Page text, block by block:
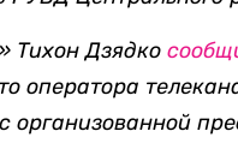
Тихон Дзядко
оператора
организованной